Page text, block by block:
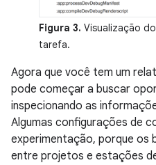
Figura 3. Visualização
tarefa.
Agora que você tem um
pode começar a buscar
inspecionando as
Algumas configurações de
experimentação, porque os
entre projetos e estações